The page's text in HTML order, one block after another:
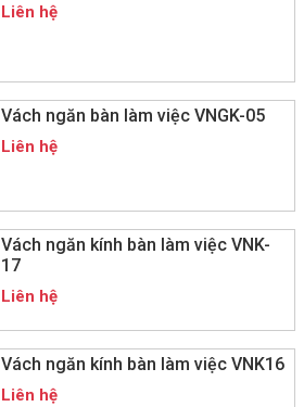
Liên hệ
Vách ngăn bàn làm việc VNGK-05
Liên hệ
Vách ngăn kính bàn làm việc VNK-
17
Liên hệ
Vách ngăn kính bàn làm việc VNK16
Liên hệ